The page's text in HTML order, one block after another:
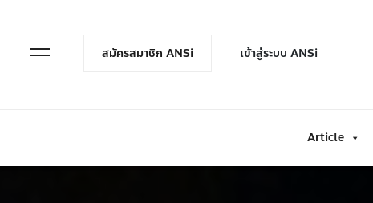
Open Menuสมัครสมาชิก ANSi เข้าสู่ระบบ ANSi
Article